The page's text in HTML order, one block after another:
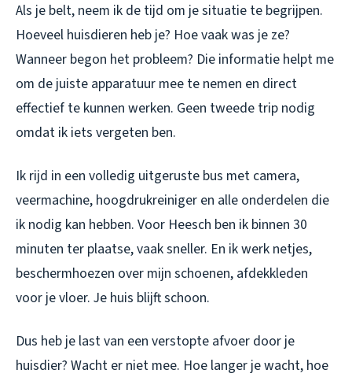
Als je belt, neem ik de tijd om je situatie te begrijpen.
Hoeveel huisdieren heb je? Hoe vaak was je ze?
Wanneer begon het probleem? Die informatie helpt me
om de juiste apparatuur mee te nemen en direct
effectief te kunnen werken. Geen tweede trip nodig
omdat ik iets vergeten ben.
Ik rijd in een volledig uitgeruste bus met camera,
veermachine, hoogdrukreiniger en alle onderdelen die
ik nodig kan hebben. Voor Heesch ben ik binnen 30
minuten ter plaatse, vaak sneller. En ik werk netjes,
beschermhoezen over mijn schoenen, afdekkleden
voor je vloer. Je huis blijft schoon.
Dus heb je last van een verstopte afvoer door je
huisdier? Wacht er niet mee. Hoe langer je wacht, hoe